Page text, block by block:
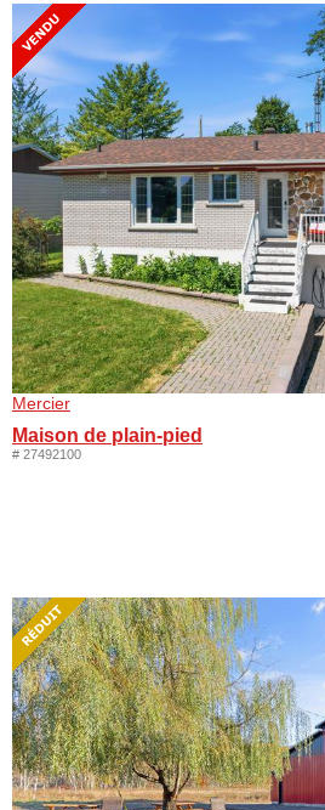
Mercier
Maison de plain-pied
# 27492100